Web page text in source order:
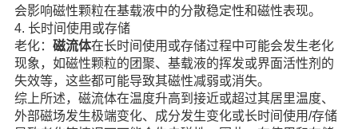
会影响磁性颗粒在基载液中的分散稳定性和磁性表现。
4. 长时间使用或存储
老化： 磁流体在长时间使用或存储过程中可能会发生老化
现象，如磁性颗粒的团聚、基载液的挥发或界面活性剂的
失效等，这些都可能导致其磁性减弱或消失。
综上所述，磁流体在温度升高到接近或超过其居里温度、
外部磁场发生极端变化、成分发生变化或长时间使用/存储